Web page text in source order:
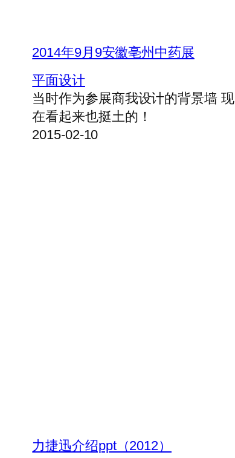
2014年9月9安徽亳州中药展
平面设计
当时作为参展商我设计的背景墙 现
在看起来也挺土的！
2015-02-10
力捷迅介绍ppt（2012）